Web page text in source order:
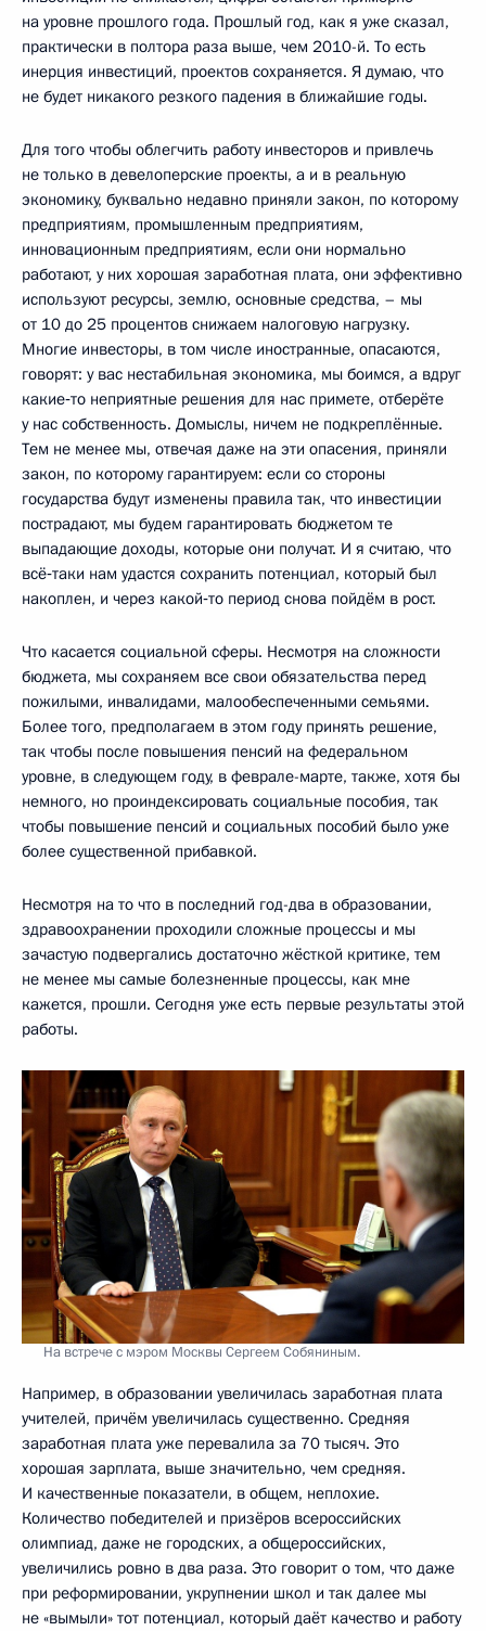
на уровне прошлого года. Прошлый год, как я уже сказал,
практически в полтора раза выше, чем 2010-й. То есть
инерция инвестиций, проектов сохраняется. Я думаю, что
не будет никакого резкого падения в ближайшие годы.
Для того чтобы облегчить работу инвесторов и привлечь
не только в девелоперские проекты, а и в реальную
экономику, буквально недавно приняли закон, по которому
предприятиям, промышленным предприятиям,
инновационным предприятиям, если они нормально
работают, у них хорошая заработная плата, они эффективно
используют ресурсы, землю, основные средства, – мы
от 10 до 25 процентов снижаем налоговую нагрузку.
Многие инвесторы, в том числе иностранные, опасаются,
говорят: у вас нестабильная экономика, мы боимся, а вдруг
какие‑то неприятные решения для нас примете, отберёте
у нас собственность. Домыслы, ничем не подкреплённые.
Тем не менее мы, отвечая даже на эти опасения, приняли
закон, по которому гарантируем: если со стороны
государства будут изменены правила так, что инвестиции
пострадают, мы будем гарантировать бюджетом те
выпадающие доходы, которые они получат. И я считаю, что
всё‑таки нам удастся сохранить потенциал, который был
накоплен, и через какой‑то период снова пойдём в рост.
Что касается социальной сферы. Несмотря на сложности
бюджета, мы сохраняем все свои обязательства перед
пожилыми, инвалидами, малообеспеченными семьями.
Более того, предполагаем в этом году принять решение,
так чтобы после повышения пенсий на федеральном
уровне, в следующем году, в феврале-марте, также, хотя бы
немного, но проиндексировать социальные пособия, так
чтобы повышение пенсий и социальных пособий было уже
более существенной прибавкой.
Несмотря на то что в последний год-два в образовании,
здравоохранении проходили сложные процессы и мы
зачастую подвергались достаточно жёсткой критике, тем
не менее мы самые болезненные процессы, как мне
кажется, прошли. Сегодня уже есть первые результаты этой
работы.
На встрече с мэром Москвы Сергеем Собяниным.
Например, в образовании увеличилась заработная плата
учителей, причём увеличилась существенно. Средняя
заработная плата уже перевалила за 70 тысяч. Это
хорошая зарплата, выше значительно, чем средняя.
И качественные показатели, в общем, неплохие.
Количество победителей и призёров всероссийских
олимпиад, даже не городских, а общероссийских,
увеличились ровно в два раза. Это говорит о том, что даже
при реформировании, укрупнении школ и так далее мы
не «вымыли» тот потенциал, который даёт качество и работу